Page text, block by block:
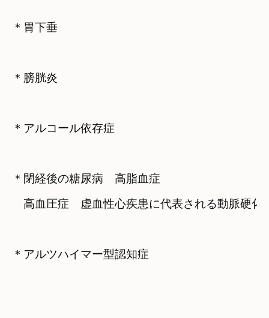
＊胃下垂
＊膀胱炎
＊アルコール依存症
＊閉経後の糖尿病　高脂血症
高血圧症　虚血性心疾患に代表される動脈硬化
＊アルツハイマー型認知症